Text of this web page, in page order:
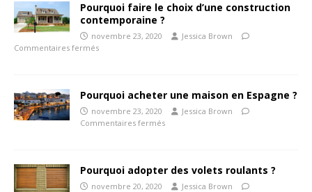
Pourquoi faire le choix d’une construction
contemporaine ?
novembre 23, 2020
Jessica Brown
Commentaires fermés
Pourquoi acheter une maison en Espagne ?
novembre 23, 2020
Jessica Brown
Commentaires fermés
Pourquoi adopter des volets roulants ?
novembre 20, 2020
Jessica Brown